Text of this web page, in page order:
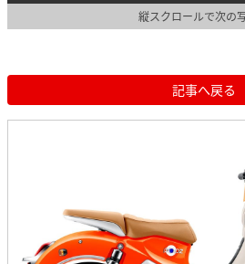
縦スクロールで次の
記事へ戻る